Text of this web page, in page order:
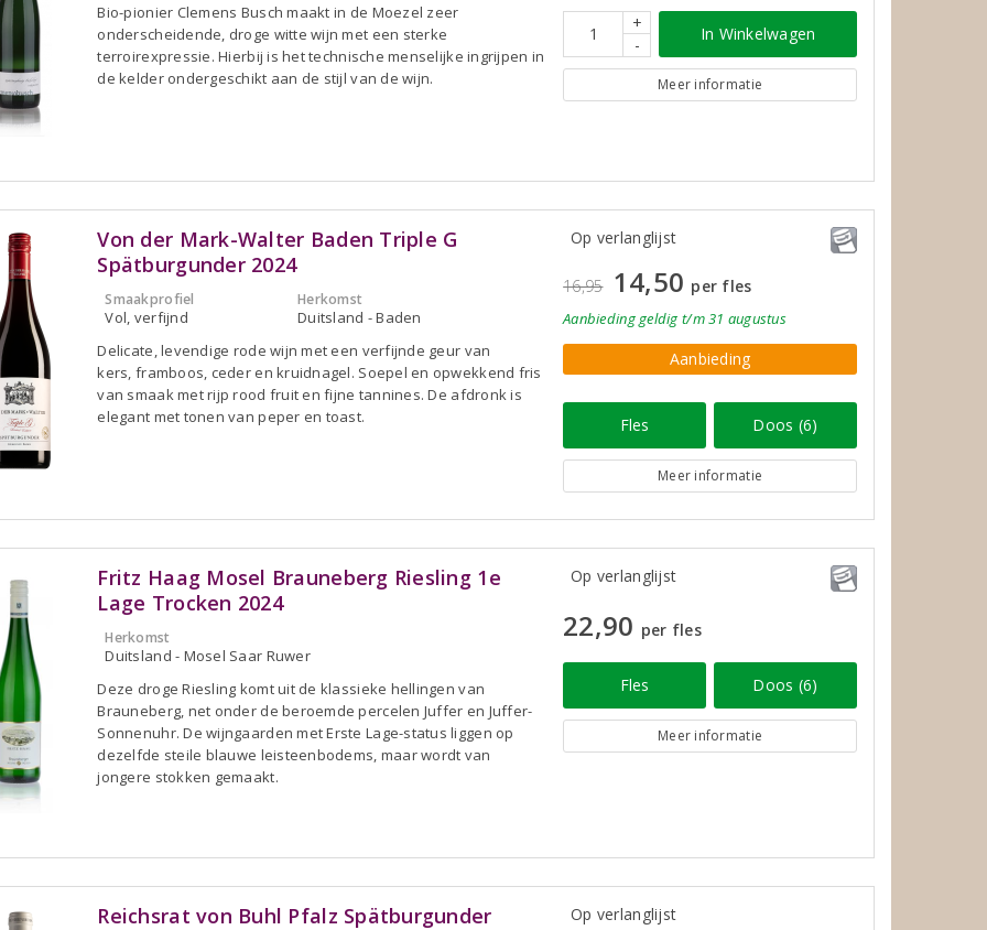
Bio-pionier Clemens Busch maakt in de Moezel zeer
onderscheidende, droge witte wijn met een sterke
terroirexpressie. Hierbij is het technische menselijke ingrijpen in
de kelder ondergeschikt aan de stijl van de wijn.
+
-
In Winkelwagen
Meer informatie
Von der Mark-Walter Baden Triple G
Spätburgunder 2024
Smaakprofiel
Vol, verfijnd
Herkomst
Duitsland - Baden
Delicate, levendige rode wijn met een verfijnde geur van
kers, framboos, ceder en kruidnagel. Soepel en opwekkend fris
van smaak met rijp rood fruit en fijne tannines. De afdronk is
elegant met tonen van peper en toast.
Op verlanglijst
16,95 14,50 per fles
Aanbiedinggeldig t/m 31 augustus
Aanbieding
Fles Doos (6)
Meer informatie
Fritz Haag Mosel Brauneberg Riesling 1e
Lage Trocken 2024
Herkomst
Duitsland - Mosel Saar Ruwer
Deze droge Riesling komt uit de klassieke hellingen van
Brauneberg, net onder de beroemde percelen Juffer en Juffer-
Sonnenuhr. De wijngaarden met Erste Lage-status liggen op
dezelfde steile blauwe leisteenbodems, maar wordt van
jongere stokken gemaakt.
Op verlanglijst
22,90 per fles
Fles Doos (6)
Meer informatie
Reichsrat von Buhl Pfalz Spätburgunder
Op verlanglijst